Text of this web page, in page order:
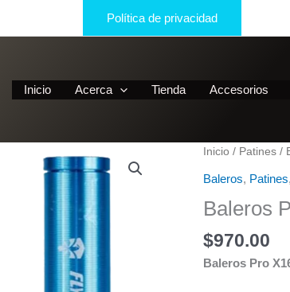
Política de privacidad
Inicio Acerca Tienda Accesorios
Inicio / Patines /
Baleros, Patines,
Baleros
$970.00
Baleros Pro